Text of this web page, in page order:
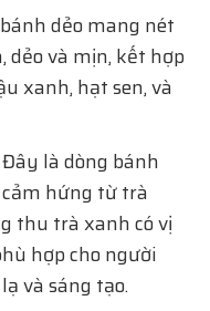
dẻo mang nét
dẻo và mịn, kết hợp
xanh, hạt sen, và
là dòng bánh
hứng từ trà
thu trà xanh có vị
hợp cho người
và sáng tạo.